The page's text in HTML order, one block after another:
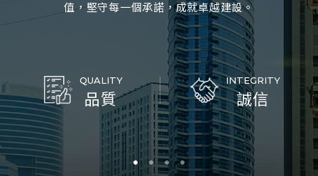
值，堅守每一個承諾，成就卓越建設。
QUALITY
品質
INTEGRITY
誠信